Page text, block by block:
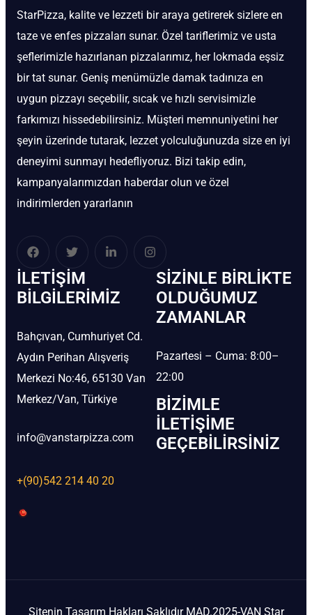
StarPizza, kalite ve lezzeti bir araya getirerek sizlere en
taze ve enfes pizzaları sunar. Özel tariflerimiz ve usta
şeflerimizle hazırlanan pizzalarımız, her lokmada eşsiz
bir tat sunar. Geniş menümüzle damak tadınıza en
uygun pizzayı seçebilir, sıcak ve hızlı servisimizle
farkımızı hissedebilirsiniz. Müşteri memnuniyetini her
şeyin üzerinde tutarak, lezzet yolculuğunuzda size en iyi
deneyimi sunmayı hedefliyoruz. Bizi takip edin,
kampanyalarımızdan haberdar olun ve özel
indirimlerden yararlanın
İLETIŞIM
BİLGILERIMIZ
Bahçıvan, Cumhuriyet Cd.
Aydın Perihan Alışveriş
Merkezi No:46, 65130 Van
Merkez/Van, Türkiye
info@vanstarpizza.com
+(90)542 214 40 20
SIZINLE BIRLIKTE
OLDUĞUMUZ
ZAMANLAR
Pazartesi – Cuma: 8:00–
22:00
BIZIMLE
İLETIŞIME
GEÇEBILIRSINIZ
Sitenin Tasarım Hakları Saklıdır MAD.2025-VAN Star